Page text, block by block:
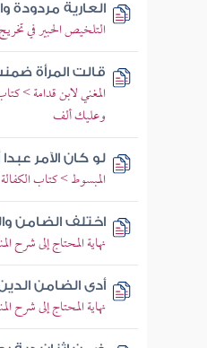
العارية مردودة
التلخيص الحبير في
قالت المرأة
المغني لابن قدامة >
وعليك ألف
لو كان الآمر
المبسوط > كتاب
اختلف الضامن
نهاية المحتاج إلى شرح
أدى الضامن
نهاية المحتاج إلى شرح